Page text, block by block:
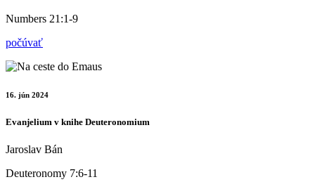
Numbers 21:1-9
počúvať
16. jún 2024
Evanjelium v knihe Deuteronomium
Jaroslav Bán
Deuteronomy 7:6-11